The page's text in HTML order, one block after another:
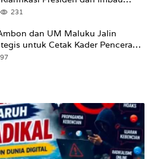
Bendera Merah Putih Di
231
dan UM Maluku Jalin
untuk Cetak Kader Pencerah
Peradaban dari Kampus”